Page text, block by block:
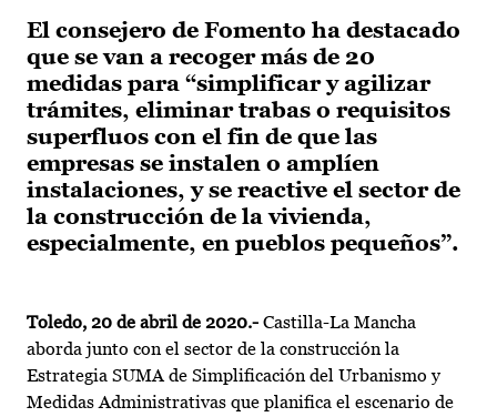
El consejero de Fomento ha destacado
que se van a recoger más de 20
medidas para “simplificar y agilizar
trámites, eliminar trabas o requisitos
superfluos con el fin de que las
empresas se instalen o amplíen
instalaciones, y se reactive el sector de
la construcción de la vivienda,
especialmente, en pueblos pequeños”.
Toledo, 20 de abril de 2020.- Castilla-La Mancha
aborda junto con el sector de la construcción la
Estrategia SUMA de Simplificación del Urbanismo y
Medidas Administrativas que planifica el escenario de